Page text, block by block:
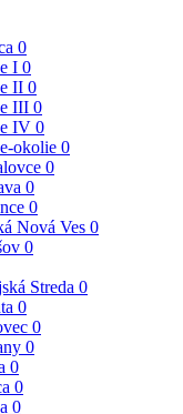
0
I 0
II 0
III 0
IV 0
okolie 0
0
0
0
Nová Ves 0
0
Streda 0
0
0
0
0
0
0